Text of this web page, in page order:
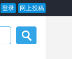
登录 网上投稿